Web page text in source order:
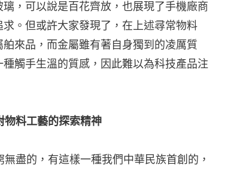
，可以說是百花齊放，也展現了手機廠商
。但或許大家發現了，在上述尋常物料
來品，而金屬雖有著自身獨到的凌厲質
觸手生溫的質感，因此難以為科技產品注
物料工藝的探索精神
盡的，有這樣一種我們中華民族首創的，